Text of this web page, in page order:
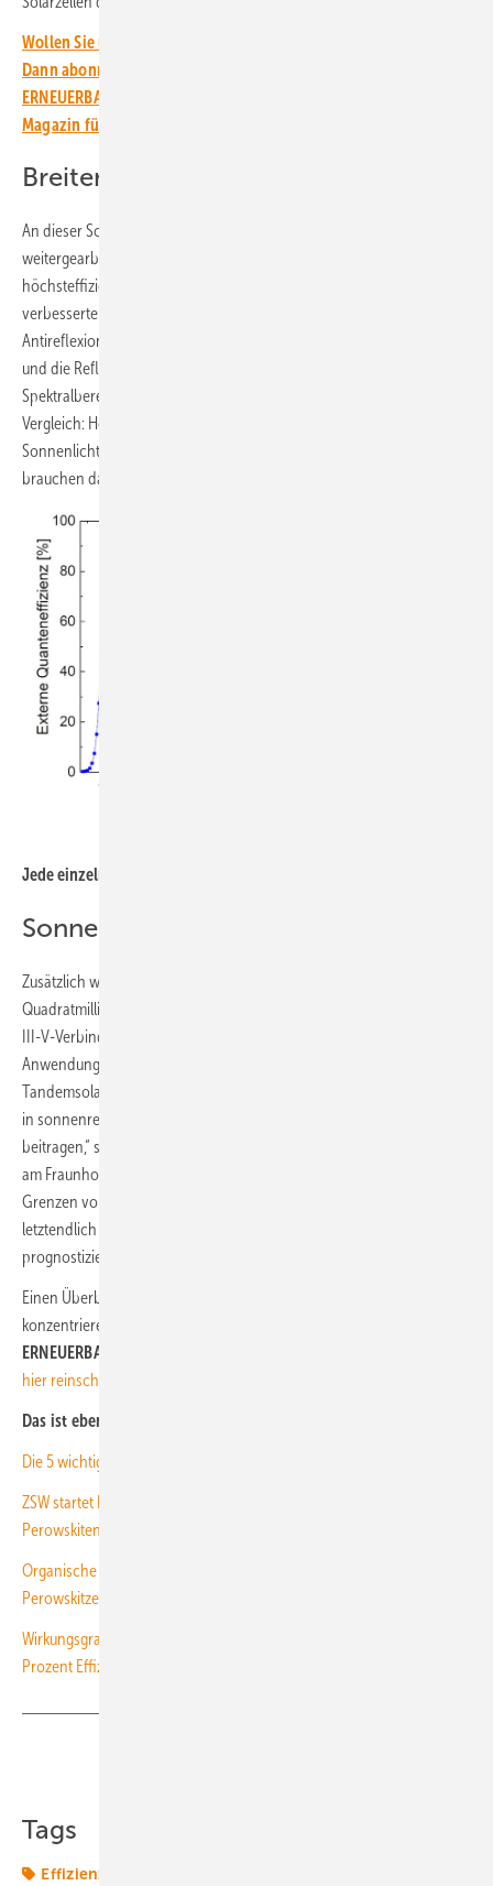
Wollen Sie über die Energiewende auf dem Laufenden bleiben?
Dann abonnieren Sie einfach den kostenlosen Newsletter von
ERNEUERBARE ENERGIEN – dem größten verbandsunabhängigen
Magazin für erneuerbare Energien in Deutschland!
Breiten Spektralbereich absorbieren
An dieser Schichtstruktur haben die Forscher seit Jahren
weitergearbeitet. Jetzt haben die Kollegen im Zentrum für
höchsteffiziente Solarzellen des Fraunhofer ISE die Zelle mit
verbesserten Kontaktschichten und einer 4-lagigen
Antireflexionsschicht versehen. Dadurch sinken Widerstandsverluste
und die Reflexion an der Vorderseite der Zelle, die in einem breiten
Spektralbereich von 300 bis 1780 Nanometern empfindlich ist. Zum
Vergleich: Herkömmliche Solarzellen aus Silizium absorbieren das
Sonnenlicht nur bis zu einer Wellenlänge von 1200 Nanometern. Sie
brauchen dadurch aber auch keine solch breitbandige Entspiegelung.
Jede einzelne Zellschicht nutzt ein anderes Lichtspektrum.
Sonnenlicht konzentriert
Zusätzlich wird das Sonnenlicht durch Linsen auf wenige
Quadratmillimeter kleine Solarzellen gebündelt. Dadurch entfalten die
III-V-Verbindungshalbleiter ihr höchstes Potenzial. „Zu den
Anwendungsmöglichkeiten solcher höchsteffizienten
Tandemsolarzellen gehören Konzentrator-Photovoltaik-Systeme, die
in sonnenreichen Ländern zur effizienten Energieerzeugung
beitragen,“ sagt Stefan Glunz, Bereichsleiter Photovoltaik Forschung
am Fraunhofer ISE. „Mit der Tandemphotovoltaik ist es möglich, die
Grenzen von Einfachsolarzellen hinter sich zu lassen und damit
letztendlich eine Senkung der Solarstromkosten zu erreichen“,
prognostiziert er. (su)
Einen Überblick über die
konzentrierenden
ERNEUERBARE ENERGIEN
hier reinschnuppern
Das ist ebenfalls interessant für Sie:
Die 5 wichtigsten Photovoltaik-Trends
ZSW startet Forschungsproduktion von Tandemsolarzellen mit
Perowskiten
Organische Photovoltaik: 24 Prozent Effizienz in Kombination mit
Perowskitzellen erreicht
Wirkungsgrad von SolarzellenForscher am NREL erreichen fast 50
Prozent Effizienz
Tags
Effizienz